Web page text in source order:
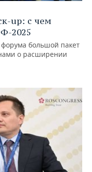
up: с чем
2025
форума большой пакет
о расширении